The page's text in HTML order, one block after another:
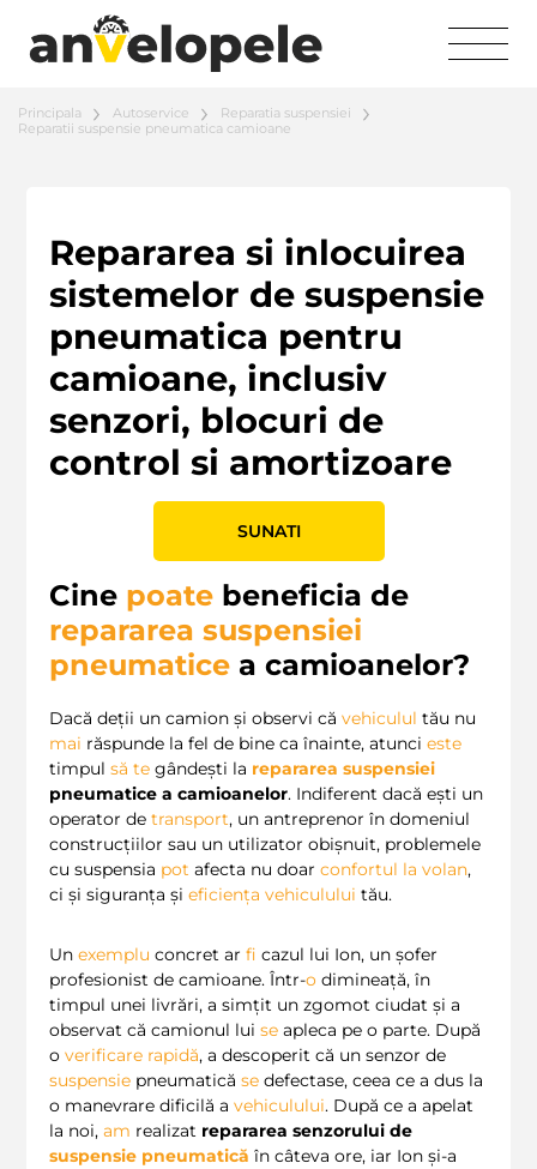
Principala Autoservice
Reparatia suspensiei
Reparatii suspensie pneumatica camioane
Repararea si inlocuirea
sistemelor de suspensie
pneumatica pentru
camioane, inclusiv
senzori, blocuri de
control si amortizoare
SUNATI
Cine poate beneficia de
repararea suspensiei
pneumatice a camioanelor?
Dacă deții un camion și observi că vehiculul tău nu
mai răspunde la fel de bine ca înainte, atunci este
timpul să te gândești la repararea suspensiei
pneumatice a camioanelor. Indiferent dacă ești un
operator de transport, un antreprenor în domeniul
construcțiilor sau un utilizator obişnuit, problemele
cu suspensia pot afecta nu doar confortul la volan,
ci și siguranța și eficiența vehiculului tău.
Un exemplu concret ar fi cazul lui Ion, un șofer
profesionist de camioane. Într-o dimineață, în
timpul unei livrări, a simțit un zgomot ciudat și a
observat că camionul lui se apleca pe o parte. După
o verificare rapidă, a descoperit că un senzor de
suspensie pneumatică se defectase, ceea ce a dus la
o manevrare dificilă a vehiculului. După ce a apelat
la noi, am realizat repararea senzorului de
suspensie pneumatică în câteva ore, iar Ion și-a